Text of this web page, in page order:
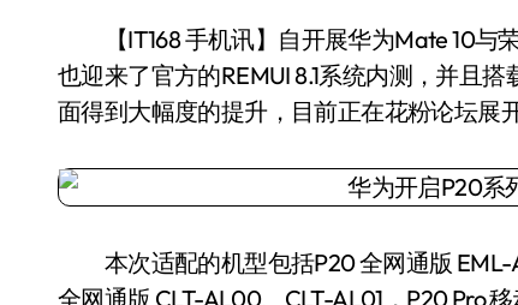
【IT168 手机讯】自开展华为Mate 10与荣耀V10的EMUI 8.1系统内测之后，近日华为P20系列
也迎来了官方的REMUI 8.1系统内测，并且
面得到大幅度的提升，目前正在花粉论坛展
本次适配的机型包括P20 全网通版 EML-
全网通版 CLT-AL00、CLT-AL01，P20 Pro